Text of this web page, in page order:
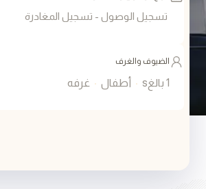
الضيوف والغرف
1 بالغs أطفال غرفه